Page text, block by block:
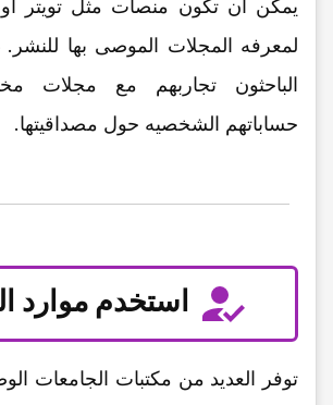
یمکن أن تکون منصات مثل تویتر أو
لمعرفه المجلات الموصى بها للنشر.
الباحثون تجاربهم مع مجلات
حساباتهم الشخصیه حول مصداقیتها.
استخدم موارد
توفر العدید من مکتبات الجامعات